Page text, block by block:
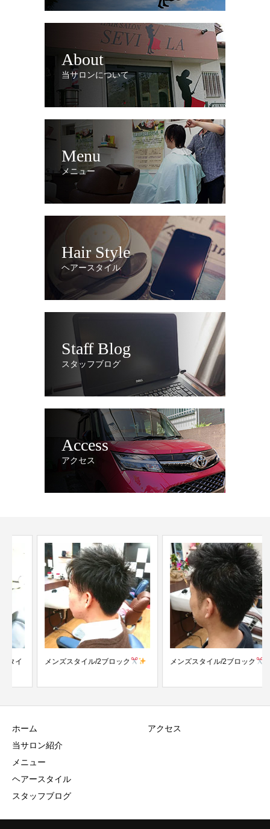
About
当サロンについて
Menu
メニュー
Hair Style
ヘアースタイル
Staff Blog
スタッフブログ
Access
アクセス
メンズスタイル/2ブロック メンズスタイル/2ブロック
ホーム
当サロン紹介
メニュー
ヘアースタイル
スタッフブログ
アクセス